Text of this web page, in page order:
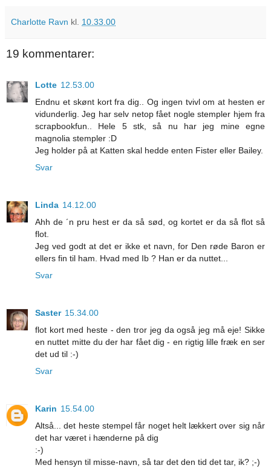
Charlotte Ravn kl. 10.33.00
19 kommentarer:
Lotte 12.53.00
Endnu et skønt kort fra dig.. Og ingen tvivl om at hesten er
vidunderlig. Jeg har selv netop fået nogle stempler hjem fra
scrapbookfun.. Hele 5 stk, så nu har jeg mine egne
magnolia stempler :D
Jeg holder på at Katten skal hedde enten Fister eller Bailey.
Svar
Linda 14.12.00
Ahh de ´n pru hest er da så sød, og kortet er da så flot så
flot.
Jeg ved godt at det er ikke et navn, for Den røde Baron er
ellers fin til ham. Hvad med Ib ? Han er da nuttet...
Svar
Saster 15.34.00
flot kort med heste - den tror jeg da også jeg må eje! Sikke
en nuttet mitte du der har fået dig - en rigtig lille fræk en ser
det ud til :-)
Svar
Karin 15.54.00
Altså... det heste stempel får noget helt lækkert over sig når
det har været i hænderne på dig
:-)
Med hensyn til misse-navn, så tar det den tid det tar, ik? ;-)